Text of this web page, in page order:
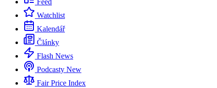
Feed
Watchlist
Kalendář
Články
Flash News
Podcasty New
Fair Price Index